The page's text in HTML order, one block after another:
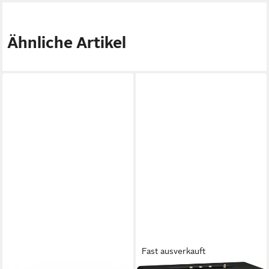
Ähnliche Artikel
Fast ausverkauft